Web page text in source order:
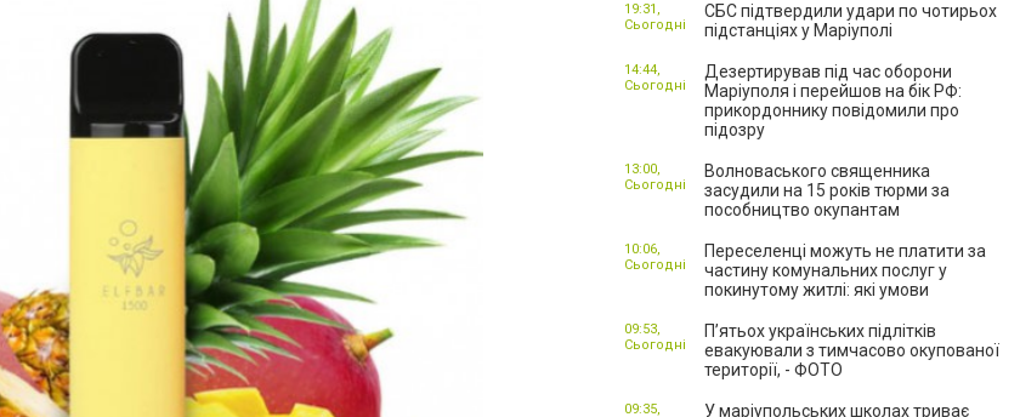
СБС підтвердили удари по чотирьох
підстанціях у Маріуполі
19:31,
Сьогодні
Дезертирував під час оборони
Маріуполя і перейшов на бік РФ:
прикордоннику повідомили про
підозру
14:44,
Сьогодні
Волноваського священника
засудили на 15 років тюрми за
пособництво окупантам
13:00,
Сьогодні
Переселенці можуть не платити за
частину комунальних послуг у
покинутому житлі: які умови
10:06,
Сьогодні
П’ятьох українських підлітків
евакуювали з тимчасово окупованої
території, - ФОТО
09:53,
Сьогодні
У маріупольських школах триває
09:35,